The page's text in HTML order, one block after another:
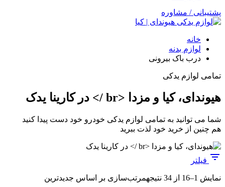
پشتیبانی / مشاوره
خانه
لوازم بدنه
درب باک بیرونی
تمامی لوازم یدکی
هیوندای، کیا و مزدا <br /> در کارینا یدک
شما می توانید به تمامی لوازم یدکی خودرو خود دست پیدا کنید
هم چنین از خرید خود لذت ببرید
فیلتر
نمایش 1–16 از 34 نتیجه
مرتب‌سازی بر اساس جدیدترین